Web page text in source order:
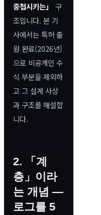
중첩시키는」
구
조입니다. 본 기
사에서는 특허 출
원 완료(2026년)
으로 비공개인 수
식 부분을 제외하
고 그 설계 사상
과 구조를 해설합
니다.
2. 「계
층」이라
는 개념 —
로그를 5